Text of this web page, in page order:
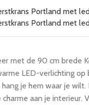
met de 90 cm brede
LED-verlichting
je hem waar je
aan je interieur.